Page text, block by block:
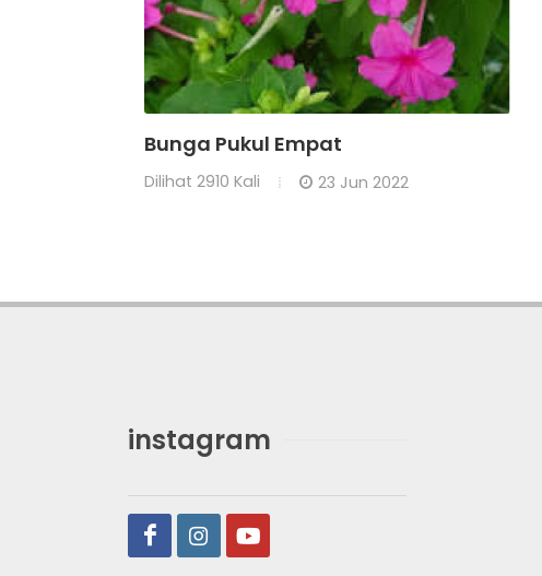
Bunga Pukul Empat
Dilihat 2910 Kali 23 Jun 2022
instagram